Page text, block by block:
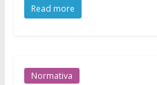
Read more
Normativa